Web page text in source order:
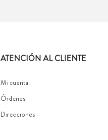
ATENCIÓN AL CLIENTE
Mi cuenta
Órdenes
Direcciones